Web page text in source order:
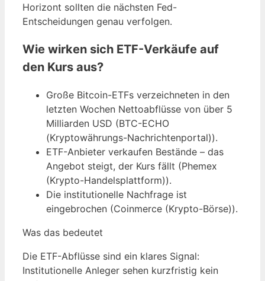
Horizont sollten die nächsten Fed-
Entscheidungen genau verfolgen.
Wie wirken sich ETF-Verkäufe auf
den Kurs aus?
Große Bitcoin-ETFs verzeichneten in den
letzten Wochen Nettoabflüsse von über 5
Milliarden USD (BTC-ECHO
(Kryptowährungs-Nachrichtenportal)).
ETF-Anbieter verkaufen Bestände – das
Angebot steigt, der Kurs fällt (Phemex
(Krypto-Handelsplattform)).
Die institutionelle Nachfrage ist
eingebrochen (Coinmerce (Krypto-Börse)).
Was das bedeutet
Die ETF-Abflüsse sind ein klares Signal:
Institutionelle Anleger sehen kurzfristig kein